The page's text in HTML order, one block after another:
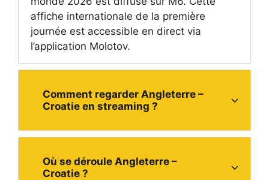
affiche internationale de la première
journée est accessible en direct via
l’application Molotov.
Comment regarder Angleterre –
Croatie en streaming ?
Où se déroule Angleterre –
Croatie ?